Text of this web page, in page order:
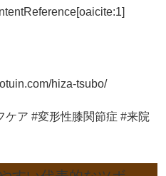
hiza-tsubo/
ア #変形性膝関節症 #来院